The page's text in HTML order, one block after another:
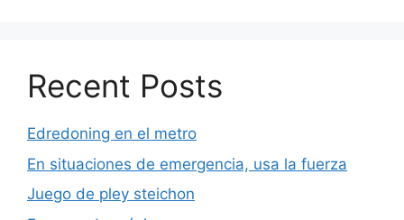
Recent Posts
Edredoning en el metro
En situaciones de emergencia, usa la fuerza
Juego de pley steichon